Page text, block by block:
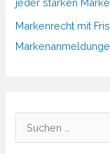
jeder starken
Markenrecht mit
u